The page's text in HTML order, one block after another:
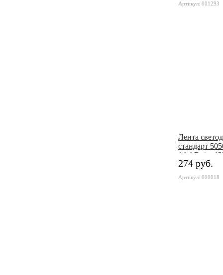
Артикул: 001293
Лента
стандарт
14,4 Вт/м,
RGB
274 руб.
Артикул: 000018